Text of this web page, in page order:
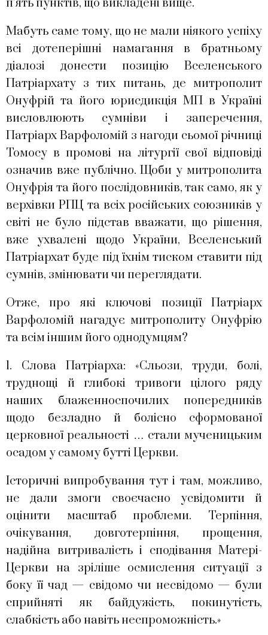
п’ять пунктів, що викладені вище.
Мабуть саме тому, що не мали ніякого успіху
всі дотеперішні намагання в братньому
діалозі донести позицію Вселенського
Патріархату з тих питань, де митрополит
Онуфрій та його юрисдикція МП в Україні
висловлюють сумніви і заперечення,
Патріарх Варфоломій з нагоди сьомої річниці
Томосу в промові на літургії свої відповіді
означив вже публічно. Щоби у митрополита
Онуфрія та його послідовників, так само, як у
верхівки РПЦ та всіх російських союзників у
світі не було підстав вважати, що рішення,
вже ухвалені щодо України, Вселенський
Патріархат буде під їхнім тиском ставити під
сумнів, змінювати чи переглядати.
Отже, про які ключові позиції Патріарх
Варфоломій нагадує митрополиту Онуфрію
та всім іншим його однодумцям?
1. Слова Патріарха: «Сльози, труди, болі,
труднощі й глибокі тривоги цілого ряду
наших блаженноспочилих попередників
щодо безладно й болісно сформованої
церковної реальності … стали мученицьким
осадом у самому бутті Церкви.
Історичні випробування тут і там, можливо,
не дали змоги своєчасно усвідомити й
оцінити масштаб проблеми. Терпіння,
очікування, довготерпіння, прощення,
надійна витривалість і сподівання Матері-
Церкви на зріліше осмислення ситуації з
боку її чад — свідомо чи несвідомо — були
сприйняті як байдужість, покинутість,
слабкість або навіть неспроможність.»